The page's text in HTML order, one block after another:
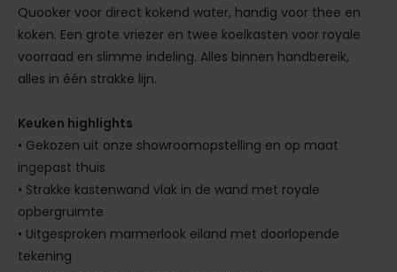
Quooker voor direct kokend water, handig voor thee en
koken. Een grote vriezer en twee koelkasten voor royale
voorraad en slimme indeling. Alles binnen handbereik,
alles in één strakke lijn.
Keuken highlights
• Gekozen uit onze showroomopstelling en op maat
ingepast thuis
• Strakke kastenwand vlak in de wand met royale
opbergruimte
• Uitgesproken marmerlook eiland met doorlopende
tekening